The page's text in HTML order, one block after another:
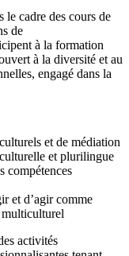
le cadre des cours de
de
à la formation
à la diversité et au
engagé dans la
et de médiation
et plurilingue
compétences
et d’agir comme
multiculturel
activités